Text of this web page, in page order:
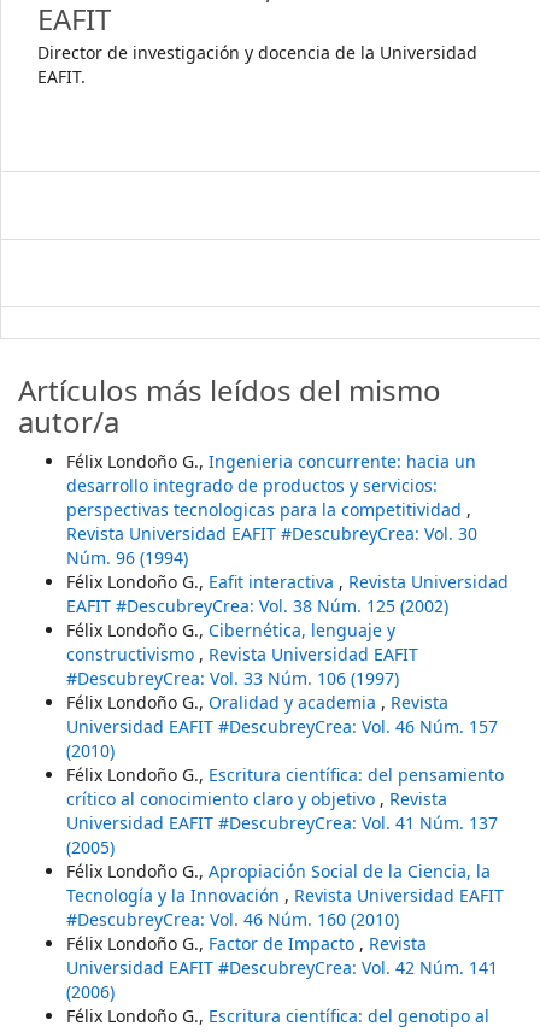
EAFIT
Director de investigación y docencia de la Universidad
EAFIT.
Artículos más leídos del mismo
autor/a
Félix Londoño G., Ingenieria concurrente: hacia un
desarrollo integrado de productos y servicios:
perspectivas tecnologicas para la competitividad ,
Revista Universidad EAFIT #DescubreyCrea: Vol. 30
Núm. 96 (1994)
Félix Londoño G., Eafit interactiva , Revista Universidad
EAFIT #DescubreyCrea: Vol. 38 Núm. 125 (2002)
Félix Londoño G., Cibernética, lenguaje y
constructivismo , Revista Universidad EAFIT
#DescubreyCrea: Vol. 33 Núm. 106 (1997)
Félix Londoño G., Oralidad y academia , Revista
Universidad EAFIT #DescubreyCrea: Vol. 46 Núm. 157
(2010)
Félix Londoño G., Escritura científica: del pensamiento
crítico al conocimiento claro y objetivo , Revista
Universidad EAFIT #DescubreyCrea: Vol. 41 Núm. 137
(2005)
Félix Londoño G., Apropiación Social de la Ciencia, la
Tecnología y la Innovación , Revista Universidad EAFIT
#DescubreyCrea: Vol. 46 Núm. 160 (2010)
Félix Londoño G., Factor de Impacto , Revista
Universidad EAFIT #DescubreyCrea: Vol. 42 Núm. 141
(2006)
Félix Londoño G., Escritura científica: del genotipo al